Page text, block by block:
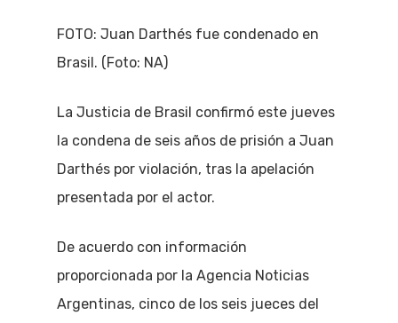
FOTO: Juan Darthés fue condenado en
Brasil. (Foto: NA)
La Justicia de Brasil confirmó este jueves
la condena de seis años de prisión a Juan
Darthés por violación, tras la apelación
presentada por el actor.
De acuerdo con información
proporcionada por la Agencia Noticias
Argentinas, cinco de los seis jueces del